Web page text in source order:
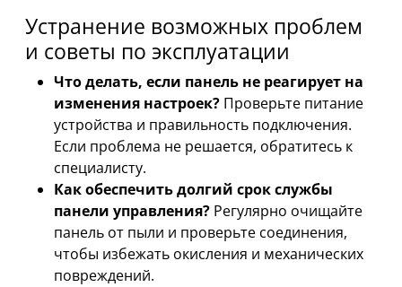
Устранение возможных проблем
и советы по эксплуатации
Что делать, если панель не реагирует на
изменения настроек? Проверьте питание
устройства и правильность подключения.
Если проблема не решается, обратитесь к
специалисту.
Как обеспечить долгий срок службы
панели управления? Регулярно очищайте
панель от пыли и проверьте соединения,
чтобы избежать окисления и механических
повреждений.